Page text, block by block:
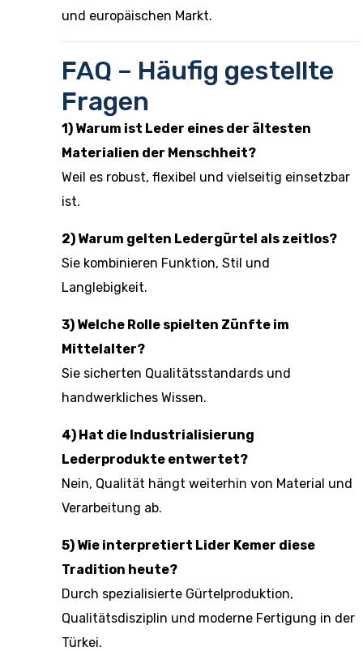
und europäischen Markt.
FAQ – Häufig gestellte
Fragen
1) Warum ist Leder eines der ältesten
Materialien der Menschheit?
Weil es robust, flexibel und vielseitig einsetzbar
ist.
2) Warum gelten Ledergürtel als zeitlos?
Sie kombinieren Funktion, Stil und
Langlebigkeit.
3) Welche Rolle spielten Zünfte im
Mittelalter?
Sie sicherten Qualitätsstandards und
handwerkliches Wissen.
4) Hat die Industrialisierung
Lederprodukte entwertet?
Nein, Qualität hängt weiterhin von Material und
Verarbeitung ab.
5) Wie interpretiert Lider Kemer diese
Tradition heute?
Durch spezialisierte Gürtelproduktion,
Qualitätsdisziplin und moderne Fertigung in der
Türkei.